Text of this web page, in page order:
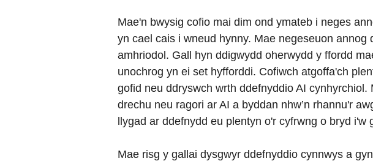
Mae'n bwysig cofio mai dim ond ymateb i neges
yn cael cais i wneud hynny. Mae negeseuon
amhriodol. Gall hyn ddigwydd oherwydd y ffordd
unochrog yn ei set hyfforddi. Cofiwch atgoffa'ch
gofid neu ddryswch wrth ddefnyddio AI
drechu neu ragori ar AI a byddan nhw’n rhannu'r
llygad ar ddefnydd eu plentyn o'r cyfrwng o bryd
Mae risg y gallai dysgwyr ddefnyddio cynnwys a